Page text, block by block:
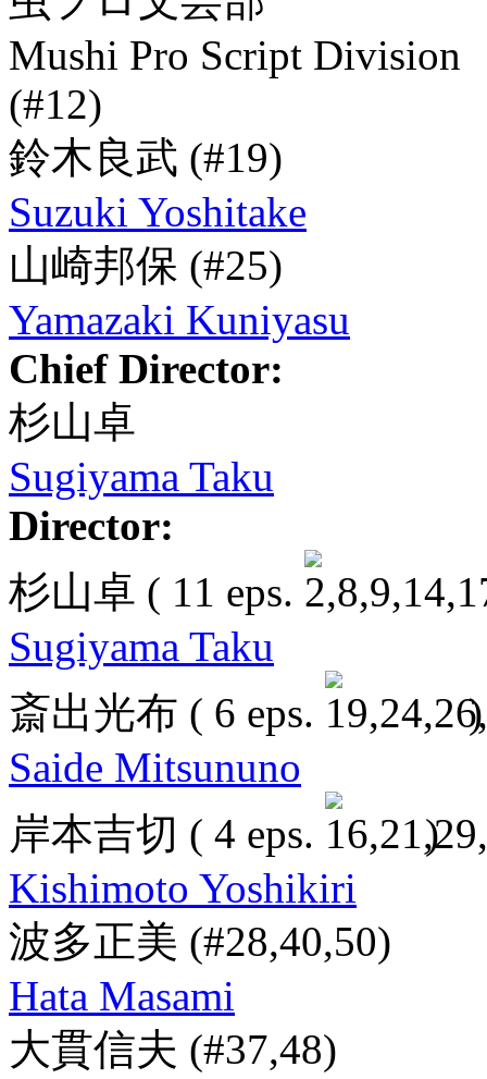
Mushi Pro Script Division
(#12)
鈴木良武 (#19)
Suzuki Yoshitake
山崎邦保 (#25)
Yamazaki Kuniyasu
Chief Director:
杉山卓
Sugiyama Taku
Director:
杉山卓 ( 11 eps.
Sugiyama Taku
斎出光布 ( 6 eps.
)
Saide Mitsununo
岸本吉切 ( 4 eps.
)
Kishimoto Yoshikiri
波多正美 (#28,40,50)
Hata Masami
大貫信夫 (#37,48)